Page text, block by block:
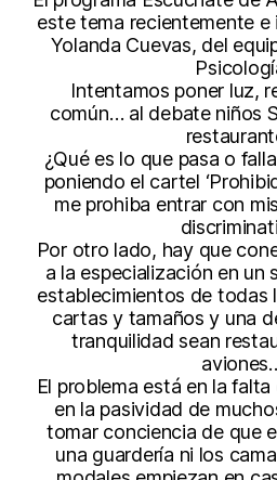
este tema recientemente
Yolanda Cuevas, del
Intentamos poner luz,
común… al debate niños
¿Qué es lo que pasa o
poniendo el cartel
me prohiba entrar con
Por otro lado, hay que
a la especialización en un
establecimientos de todas
cartas y tamaños y una
tranquilidad sean
El problema está en la
en la pasividad de
tomar conciencia de que
una guardería ni los